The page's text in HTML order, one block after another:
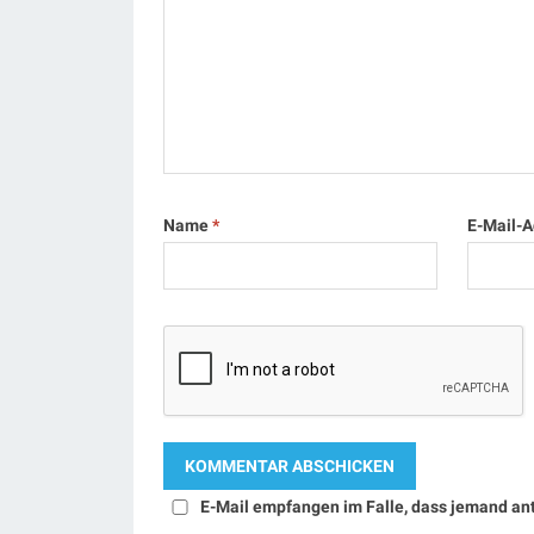
Name* E-Mail-
E-Mail empfangen im Falle, dass jemand